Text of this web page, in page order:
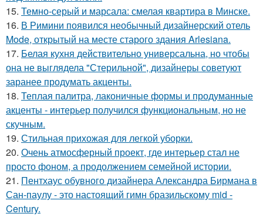
15. Темно-серый и марсала: смелая квартира в Минске.
16. В Римини появился необычный дизайнерский отель
Mode, открытый на месте старого здания Arlesiana.
17. Белая кухня действительно универсальна, но чтобы
она не выглядела "Стерильной", дизайнеры советуют
заранее продумать акценты.
18. Теплая палитра, лаконичные формы и продуманные
акценты - интерьер получился функциональным, но не
скучным.
19. Стильная прихожая для легкой уборки.
20. Очень атмосферный проект, где интерьер стал не
просто фоном, а продолжением семейной истории.
21. Пентхаус обувного дизайнера Александра Бирмана в
Сан-паулу - это настоящий гимн бразильскому mid -
Century.